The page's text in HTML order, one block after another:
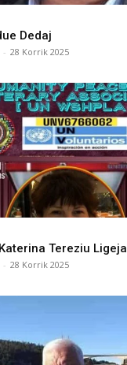
Dedaj
- 28 Korrik 2025
Tereziu Ligeja
- 28 Korrik 2025